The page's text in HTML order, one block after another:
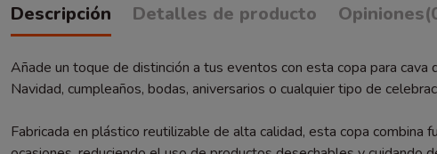
Descripción Detalles de producto Opiniones
Añade un toque de distinción a tus eventos con esta copa para
Navidad, cumpleaños, bodas, aniversarios o cualquier tipo de
Fabricada en plástico reutilizable de alta calidad, esta copa